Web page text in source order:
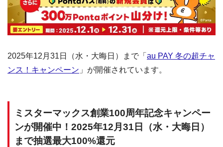
2025年12月31日（水・大晦日）まで「 au PAY 冬の超チャ
ンス！キャンペーン 」が開催されています。
ミスターマックス創業100周年記念キャンペー
ンが開催中！2025年12月31日（水・大晦日）
まで抽選最大100%還元